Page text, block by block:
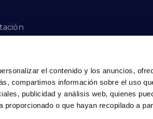
el contenido y los anuncios,
compartimos información sobre el uso
publicidad y análisis web, quienes
o que hayan recopilado a